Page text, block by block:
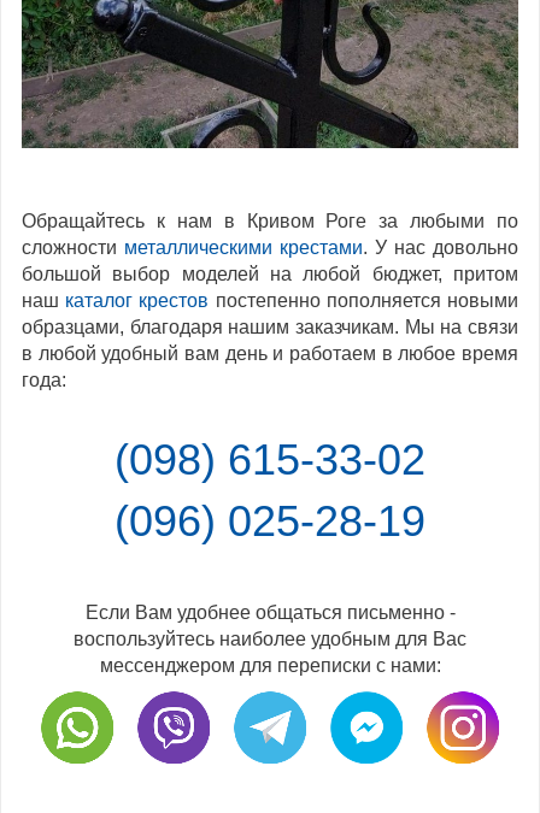
Обращайтесь к нам в Кривом Роге за любыми по
сложности металлическими крестами. У нас довольно
большой выбор моделей на любой бюджет, притом
наш каталог крестов постепенно пополняется новыми
образцами, благодаря нашим заказчикам. Мы на связи
в любой удобный вам день и работаем в любое время
года:
(098) 615-33-02
(096) 025-28-19
Если Вам удобнее общаться письменно -
воспользуйтесь наиболее удобным для Вас
мессенджером для переписки с нами: